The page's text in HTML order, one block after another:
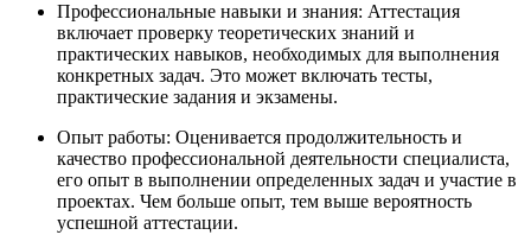
Профессиональные навыки и знания: Аттестация
включает проверку теоретических знаний и
практических навыков, необходимых для выполнения
конкретных задач. Это может включать тесты,
практические задания и экзамены.
Опыт работы: Оценивается продолжительность и
качество профессиональной деятельности специалиста,
его опыт в выполнении определенных задач и участие в
проектах. Чем больше опыт, тем выше вероятность
успешной аттестации.